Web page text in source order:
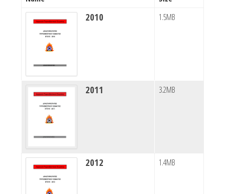
2010 1.5MB
2011 3.2MB
2012 1.4MB